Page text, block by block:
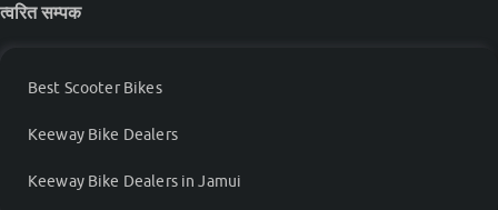
त्वरित सम्पक
Best Scooter Bikes
Keeway Bike Dealers
Keeway Bike Dealers in Jamui